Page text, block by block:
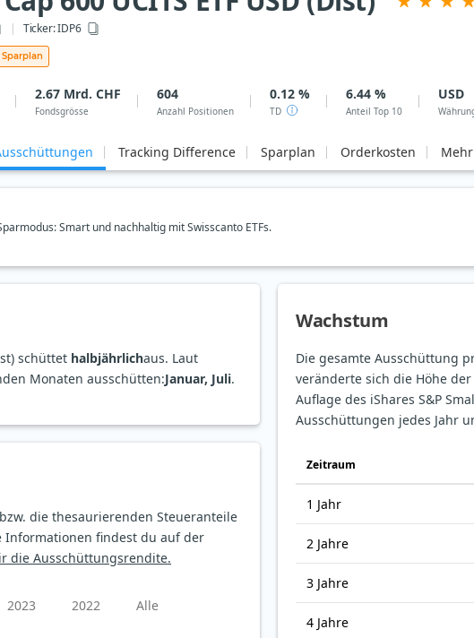
Ticker:IDP6
Sparplan
2.67 Mrd. CHF
Fondsgrösse
604
Anzahl Positionen
0.12 %
TD
6.44 %
Anteil Top 10
USD
Tracking Difference Sparplan Orderkosten
Smart und nachhaltig mit Swisscanto ETFs.
schüttet halbjährlichaus. Laut
Monaten ausschütten:Januar, Juli.
die thesaurierenden Steueranteile
Informationen findest du auf der
die Ausschüttungsrendite.
2023 2022 Alle
Wachstum
Die gesamte Ausschüttung
veränderte sich die Höhe
Auflage des iShares S&P
Ausschüttungen jedes Jahr
Zeitraum
1 Jahr
2 Jahre
3 Jahre
4 Jahre